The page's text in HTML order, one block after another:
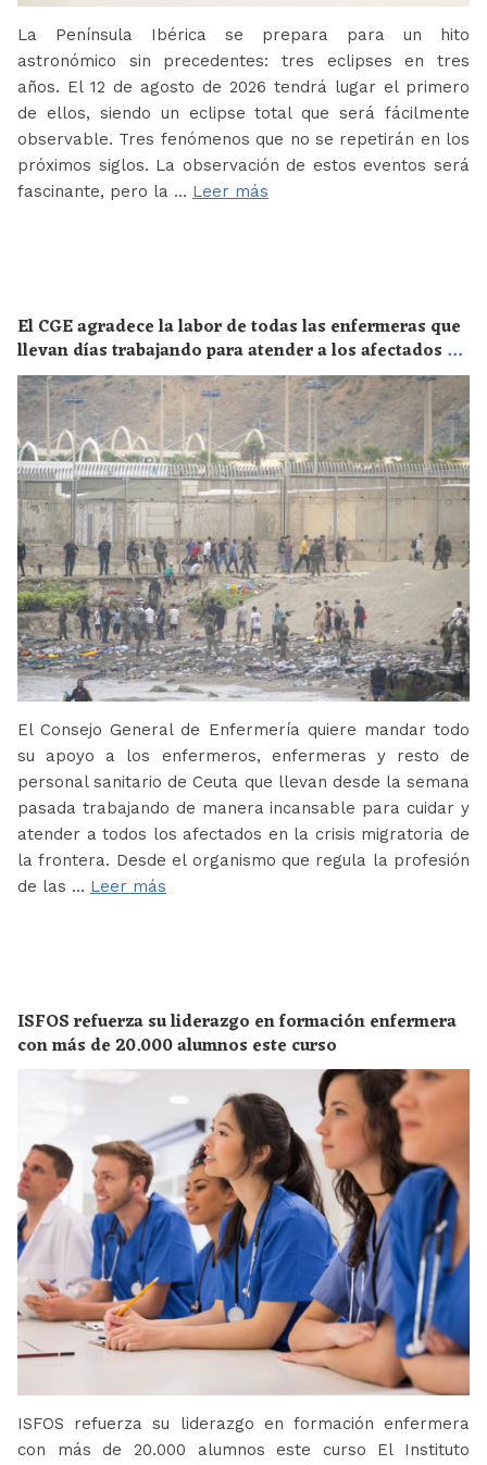
La Península Ibérica se prepara para un hito
astronómico sin precedentes: tres eclipses en tres
años. El 12 de agosto de 2026 tendrá lugar el primero
de ellos, siendo un eclipse total que será fácilmente
observable. Tres fenómenos que no se repetirán en los
próximos siglos. La observación de estos eventos será
fascinante, pero la … Leer más
El CGE agradece la labor de todas las enfermeras que
llevan días trabajando para atender a los afectados de
la crisis migratoria de Ceuta
El Consejo General de Enfermería quiere mandar todo
su apoyo a los enfermeros, enfermeras y resto de
personal sanitario de Ceuta que llevan desde la semana
pasada trabajando de manera incansable para cuidar y
atender a todos los afectados en la crisis migratoria de
la frontera. Desde el organismo que regula la profesión
de las … Leer más
ISFOS refuerza su liderazgo en formación enfermera
con más de 20.000 alumnos este curso
ISFOS refuerza su liderazgo en formación enfermera
con más de 20.000 alumnos este curso El Instituto